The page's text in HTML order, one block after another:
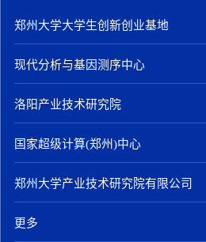
郑州大学大学生创新创业基地
现代分析与基因测序中心
洛阳产业技术研究院
国家超级计算(郑州)中心
郑州大学产业技术研究院有限公司
更多